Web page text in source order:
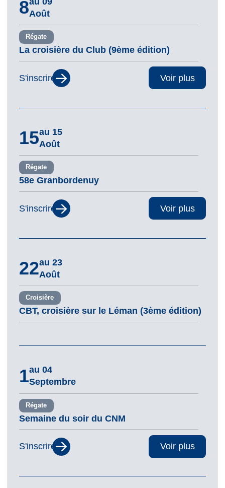
8Août
Régate
La croisière du Club (9ème édition)
S'inscrire Voir plus
15au 15
Août
Régate
58e Granbordenuy
S'inscrire Voir plus
22au 23
Août
Croisière
CBT, croisière sur le Léman (3ème édition)
1au 04
Septembre
Régate
Semaine du soir du CNM
S'inscrire Voir plus